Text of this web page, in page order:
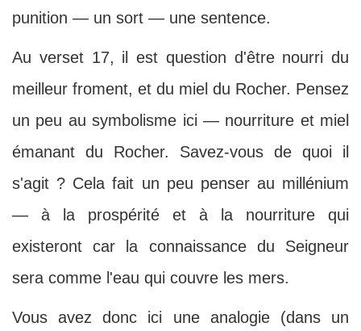
punition — un sort — une sentence.
Au verset 17, il est question d'être nourri du
meilleur froment, et du miel du Rocher. Pensez
un peu au symbolisme ici — nourriture et miel
émanant du Rocher. Savez-vous de quoi il
s'agit ? Cela fait un peu penser au millénium
— à la prospérité et à la nourriture qui
existeront car la connaissance du Seigneur
sera comme l'eau qui couvre les mers.
Vous avez donc ici une analogie (dans un